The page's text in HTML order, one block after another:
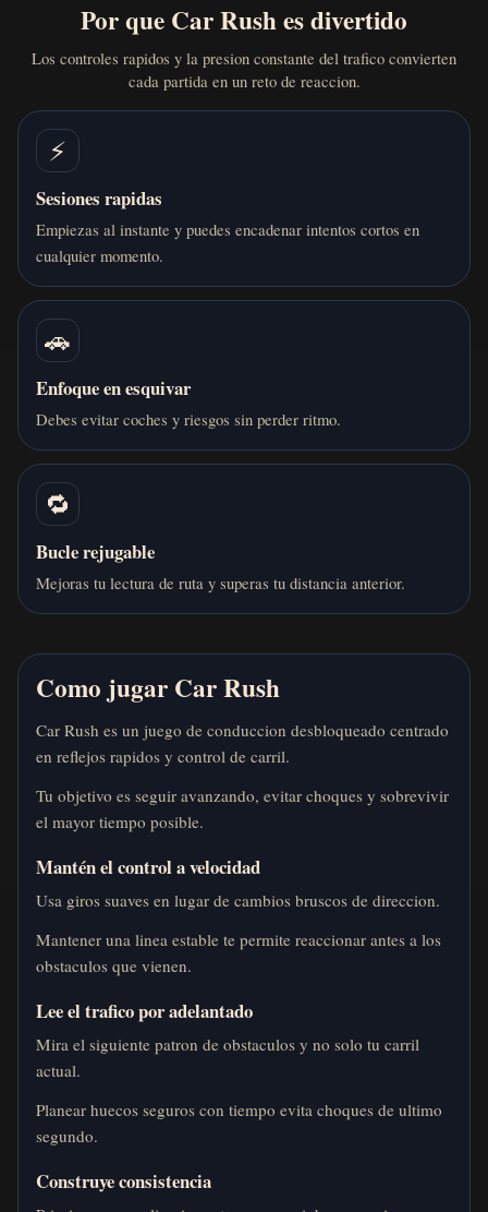
Por que Car Rush es divertido
Los controles rapidos y la presion constante del trafico convierten
cada partida en un reto de reaccion.
⚡
Sesiones rapidas
Empiezas al instante y puedes encadenar intentos cortos en
cualquier momento.
🚗
Enfoque en esquivar
Debes evitar coches y riesgos sin perder ritmo.
🔁
Bucle rejugable
Mejoras tu lectura de ruta y superas tu distancia anterior.
Como jugar Car Rush
Car Rush es un juego de conduccion desbloqueado centrado
en reflejos rapidos y control de carril.
Tu objetivo es seguir avanzando, evitar choques y sobrevivir
el mayor tiempo posible.
Mantén el control a velocidad
Usa giros suaves en lugar de cambios bruscos de direccion.
Mantener una linea estable te permite reaccionar antes a los
obstaculos que vienen.
Lee el trafico por adelantado
Mira el siguiente patron de obstaculos y no solo tu carril
actual.
Planear huecos seguros con tiempo evita choques de ultimo
segundo.
Construye consistencia